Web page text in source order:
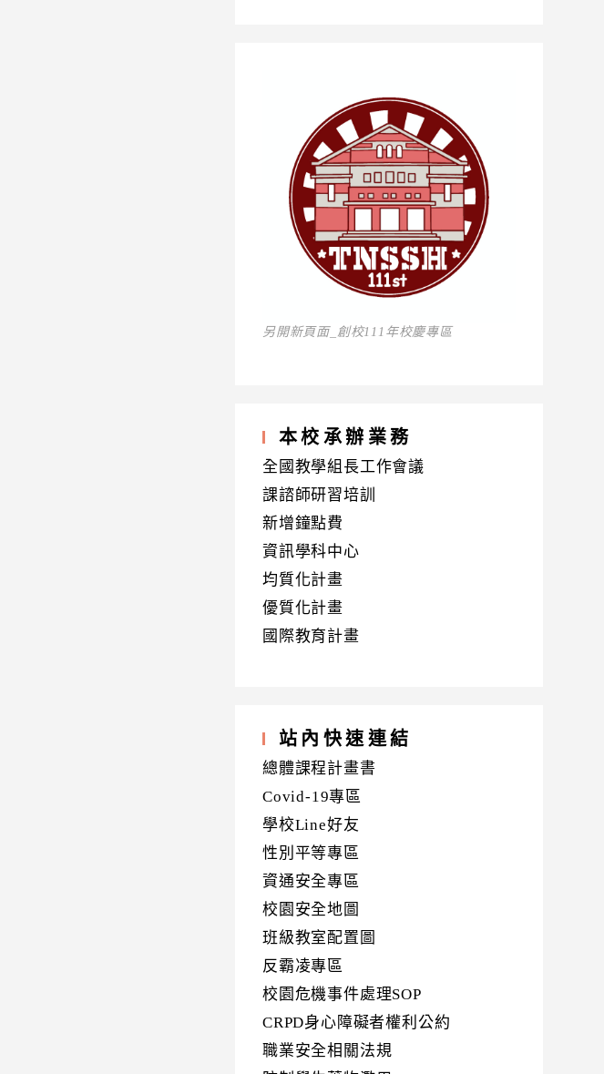
另開新頁面_創校111年校慶專區
本校承辦業務
全國教學組長工作會議
課諮師研習培訓
新增鐘點費
資訊學科中心
均質化計畫
優質化計畫
國際教育計畫
站內快速連結
總體課程計畫書
Covid-19專區
學校Line好友
性別平等專區
資通安全專區
校園安全地圖
班級教室配置圖
反霸凌專區
校園危機事件處理SOP
CRPD身心障礙者權利公約
職業安全相關法規